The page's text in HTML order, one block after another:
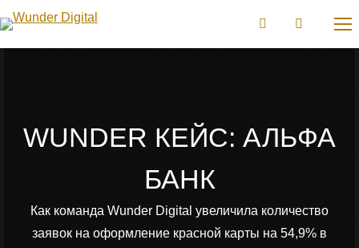
WUNDER КЕЙС: АЛЬФА
БАНК
Как команда Wunder Digital увеличила количество
заявок на оформление красной карты на 54,9% в